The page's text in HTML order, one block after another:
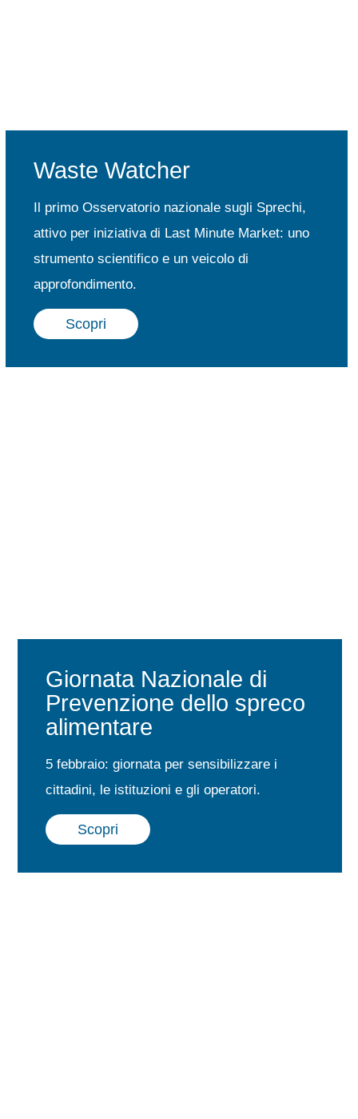
Waste Watcher
Il primo Osservatorio nazionale sugli Sprechi,
attivo per iniziativa di Last Minute Market: uno
strumento scientifico e un veicolo di
approfondimento.
Scopri
Giornata Nazionale di
Prevenzione dello spreco
alimentare
5 febbraio: giornata per sensibilizzare i
cittadini, le istituzioni e gli operatori.
Scopri